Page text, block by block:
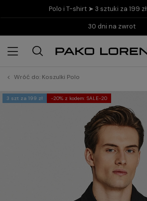
Polo i T-shirt ➤ 3 sztuki za 199 zł
30 dni na zwrot
Wróć do: Koszulki Polo
3 szt za 199 zł -20% z kodem: SALE-20